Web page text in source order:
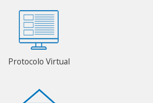
Protocolo Virtual